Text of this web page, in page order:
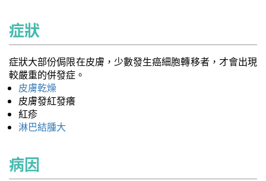
症狀
症狀大部份侷限在皮膚，少數發生癌細胞轉移者，才會出現
較嚴重的併發症。
皮膚乾燥
皮膚發紅發癢
紅疹
淋巴結腫大
病因